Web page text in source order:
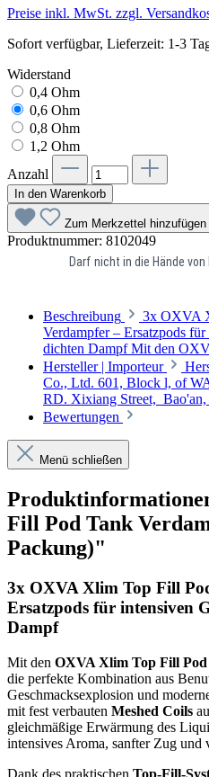
Preise inkl. MwSt. zzgl.
Sofort verfügbar, Lieferzeit: 1-3
Widerstand
0,4 Ohm
0,6 Ohm
0,8 Ohm
1,2 Ohm
Anzahl
In den Warenkorb
Zum Merkzettel hinzufügen
Produktnummer: 8102049
Darf nicht in die Hände
Beschreibung
3x OXVA
Verdampfer – Ersatzpods
dichten Dampf Mit den
Hersteller | Importeur
Co., Ltd. 601, Block l, of
RD. Xixiang Street, Bao'an,
Bewertungen
Menü schließen
Fill Pod Tank
Packung)"
3x OXVA Xlim Top Fill
Ersatzpods für intensiven
Dampf
Mit den OXVA Xlim Top Fill
die perfekte Kombination aus
Geschmacksexplosion und
mit fest verbauten Meshed Coils
gleichmäßige Erwärmung des
intensives Aroma, sanfter Zug und
Dank des praktischen Top-Fill-